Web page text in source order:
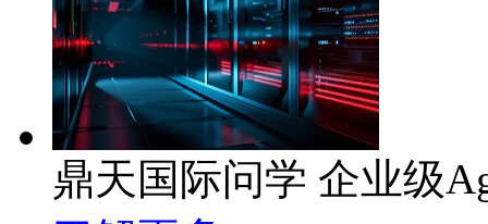
鼎天国际问学 企业级